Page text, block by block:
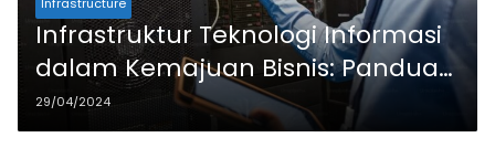
Infrastruktur Teknologi Informasi
dalam Kemajuan Bisnis: Panduan
untuk Pemilik Perusahaan
29/04/2024